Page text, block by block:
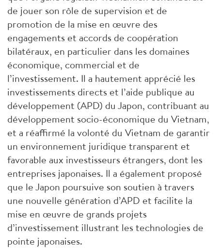
de jouer son rôle de supervision et de
promotion de la mise en œuvre des
engagements et accords de coopération
bilatéraux, en particulier dans les domaines
économique, commercial et de
l’investissement. Il a hautement apprécié les
investissements directs et l’aide publique au
développement (APD) du Japon, contribuant au
développement socio-économique du Vietnam,
et a réaffirmé la volonté du Vietnam de garantir
un environnement juridique transparent et
favorable aux investisseurs étrangers, dont les
entreprises japonaises. Il a également proposé
que le Japon poursuive son soutien à travers
une nouvelle génération d’APD et facilite la
mise en œuvre de grands projets
d’investissement illustrant les technologies de
pointe japonaises.